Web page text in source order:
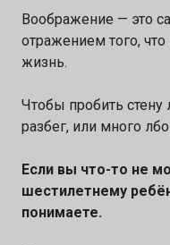
Воображение — это
отражением того,
жизнь.
Чтобы пробить
разбег, или много
Если вы что-то не
шестилетнему
понимаете.